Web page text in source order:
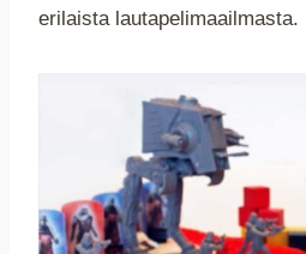
erilaista lautapelimaailmasta.